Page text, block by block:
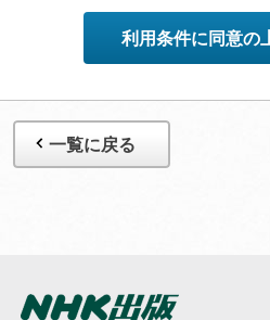
●配信の方法やコンテンツの中身
変更する場合がありますので、あ
利用条件に同意の
一覧に戻る